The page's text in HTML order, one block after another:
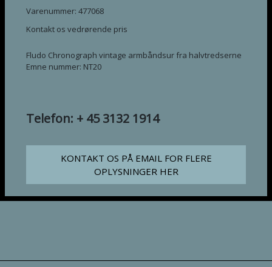
Varenummer: 477068
Kontakt os vedrørende pris
Fludo Chronograph vintage armbåndsur fra halvtredserne
Emne nummer: NT20
Telefon: + 45 3132 1914
KONTAKT OS PÅ EMAIL FOR FLERE
OPLYSNINGER HER